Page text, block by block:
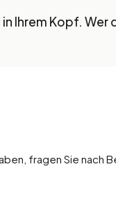
Ihrem Kopf. Wer
fragen Sie nach